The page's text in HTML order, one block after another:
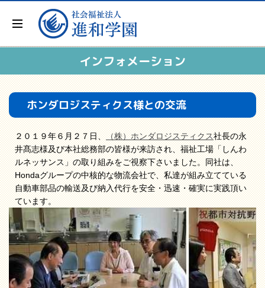
インフォメーション
ホンダロジスティクス様との交流
２０１９年６月２７日、（株）ホンダロジスティクス社長の永
井髙志様及び本社総務部の皆様が来訪され、福祉工場「しんわ
ルネッサンス」の取り組みをご視察下さいました。同社は、
Hondaグループの中核的な物流会社で、私達が組み立てている
自動車部品の輸送及び納入代行を安全・迅速・確実に実践頂い
ています。